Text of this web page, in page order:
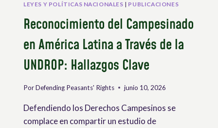
LEYES Y POLÍTICAS NACIONALES | PUBLICACIONES
Reconocimiento del Campesinado
en América Latina a Través de la
UNDROP: Hallazgos Clave
PorDefending Peasants' Rights junio 10, 2026
Defendiendo los Derechos Campesinos se
complace en compartir un estudio de